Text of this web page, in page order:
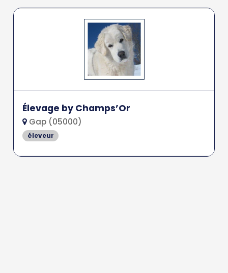
Élevage by Champs’Or
Gap (05000)
éleveur